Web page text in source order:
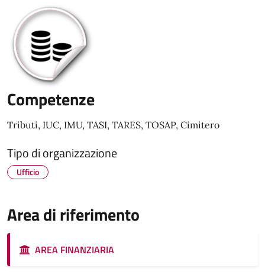
Competenze
Tributi, IUC, IMU, TASI, TARES, TOSAP, Cimitero
Tipo di organizzazione
Ufficio
Area di riferimento
AREA FINANZIARIA